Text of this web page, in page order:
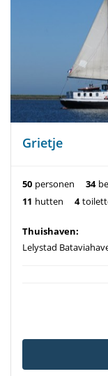
Grietje
50 personen 34
11 hutten 4
Thuishaven:
Lelystad